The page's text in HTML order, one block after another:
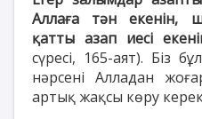
Аллаға тән екенін,
қатты азап иесі
сүресі, 165-аят). Біз
нәрсені Алладан
артық жақсы көру керек